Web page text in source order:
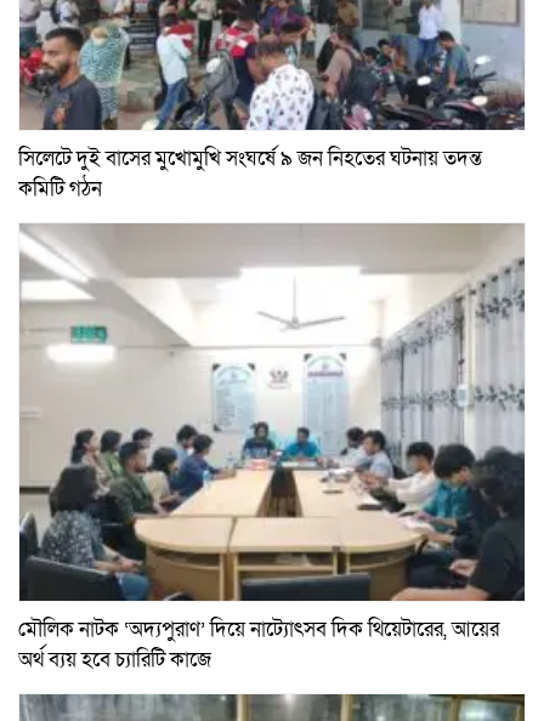
সিলেটে দুই বাসের মুখোমুখি সংঘর্ষে ৯ জন নিহতের ঘটনায় তদন্ত
কমিটি গঠন
মৌলিক নাটক ‘অদ্যপুরাণ’ দিয়ে নাট্যোৎসব দিক থিয়েটারের, আয়ের
অর্থ ব্যয় হবে চ্যারিটি কাজে